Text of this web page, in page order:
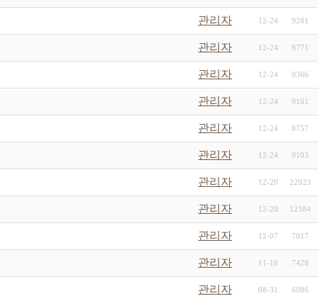
관리자 12-24 9281
관리자 12-24 8771
관리자 12-24 9366
관리자 12-24 9161
관리자 12-24 8757
관리자 12-24 9103
관리자 12-20 22923
관리자 12-20 12384
관리자 12-07 7017
관리자 11-16 7428
관리자 08-31 6086